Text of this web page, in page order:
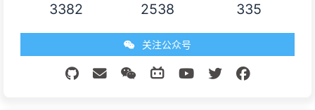
3382 2538 335
关注公众号